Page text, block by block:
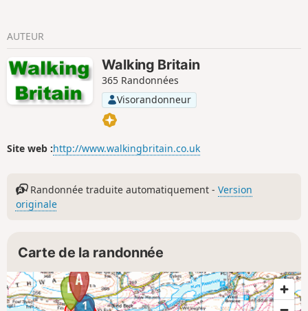
AUTEUR
Walking Britain
365 Randonnées
Visorandonneur
Site web :http://www.walkingbritain.co.uk
Randonnée traduite automatiquement -Version
originale
Carte de la randonnée
1